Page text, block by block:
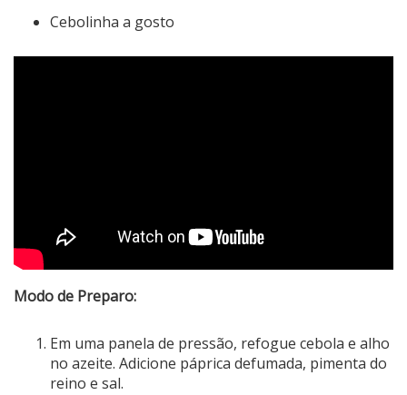
Cebolinha a gosto
Modo de Preparo:
Em uma panela de pressão, refogue cebola e alho
no azeite. Adicione páprica defumada, pimenta do
reino e sal.